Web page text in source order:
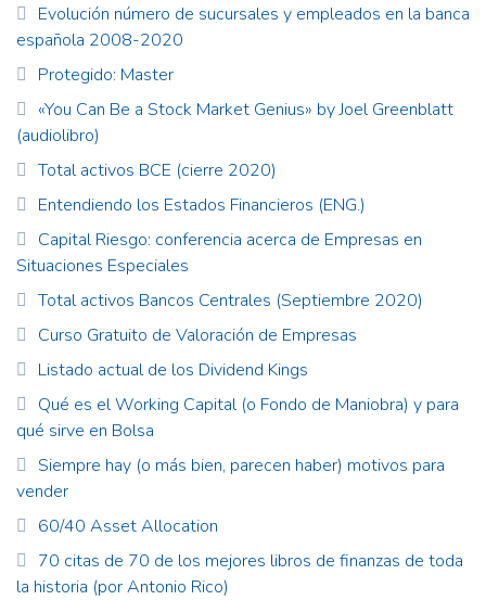
Evolución número de sucursales y empleados en la banca
española 2008-2020
Protegido: Master
«You Can Be a Stock Market Genius» by Joel Greenblatt
(audiolibro)
Total activos BCE (cierre 2020)
Entendiendo los Estados Financieros (ENG.)
Capital Riesgo: conferencia acerca de Empresas en
Situaciones Especiales
Total activos Bancos Centrales (Septiembre 2020)
Curso Gratuito de Valoración de Empresas
Listado actual de los Dividend Kings
Qué es el Working Capital (o Fondo de Maniobra) y para
qué sirve en Bolsa
Siempre hay (o más bien, parecen haber) motivos para
vender
60/40 Asset Allocation
70 citas de 70 de los mejores libros de finanzas de toda
la historia (por Antonio Rico)